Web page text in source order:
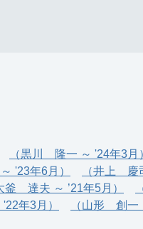
（黒川 隆一 ～ '24年3月
'23年6月） （井上 慶
釜 達夫 ～ ’21年5月）
年3月） （山形 創一